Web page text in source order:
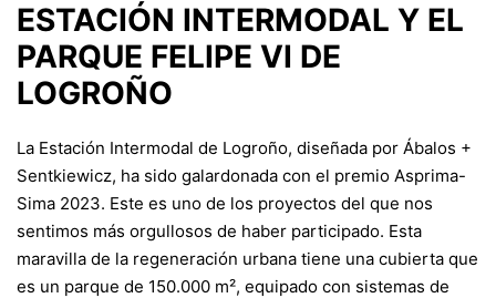
ESTACIÓN INTERMODAL Y EL
PARQUE FELIPE VI DE
LOGROÑO
La Estación Intermodal de Logroño, diseñada por Ábalos +
Sentkiewicz, ha sido galardonada con el premio Asprima-
Sima 2023. Este es uno de los proyectos del que nos
sentimos más orgullosos de haber participado. Esta
maravilla de la regeneración urbana tiene una cubierta que
es un parque de 150.000 m², equipado con sistemas de